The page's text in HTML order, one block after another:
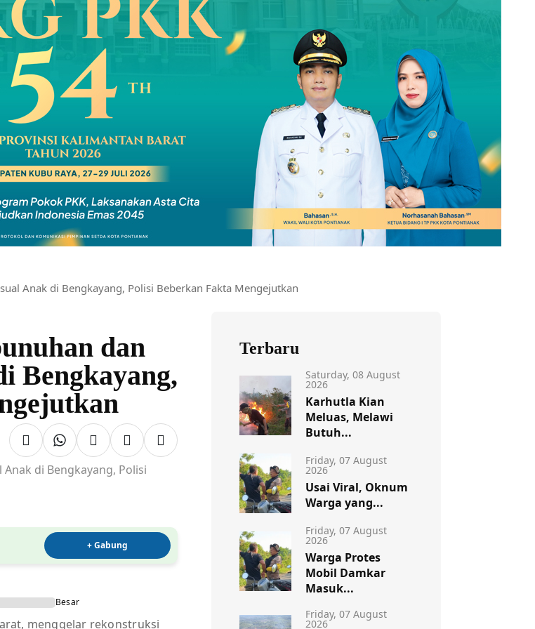
Anak di Bengkayang, Polisi Beberkan Fakta Mengejutkan
dan
Bengkayang,
+ Gabung
Besar
menggelar rekonstruksi
Terbaru
Saturday, 08 August
2026
Karhutla Kian
Meluas, Melawi
Butuh...
Friday, 07 August
2026
Usai Viral, Oknum
Warga yang...
Friday, 07 August
2026
Warga Protes
Mobil Damkar
Masuk...
Friday, 07 August
2026